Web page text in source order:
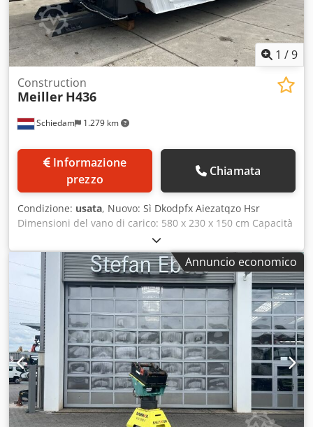
1 /9
Schiedam 1.279 km
Construction
Meiller H436
prezzo
Chiamata
Condizione: usata, Nuovo: Sì Dkodpfx Aiezatqzo Hsr
Dimensioni del vano di carico: 580 x 230 x 150 cm Capacità
Annuncio economico